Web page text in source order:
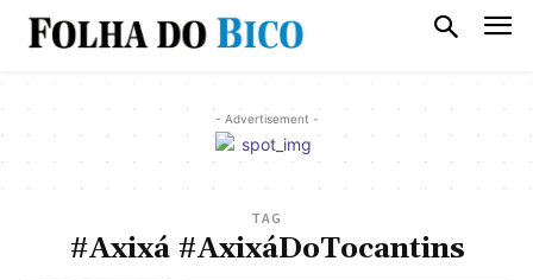
- Advertisement -
TAG
#Axixá #AxixáDoTocantins